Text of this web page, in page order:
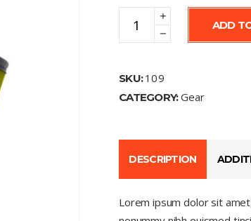
Wristwatch
quantity
ADD
SKU:109
CATEGORY:Gear
DESCRIPTION
Lorem ipsum dolor sit